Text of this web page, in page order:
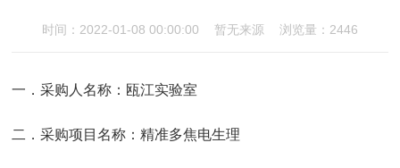
时间：2022-01-08 00:00:00 暂无来源 浏览量：2446
一．采购人名称：瓯江实验室
二．采购项目名称：精准多焦电生理